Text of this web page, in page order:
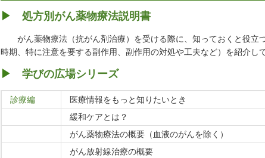
▶ 処方別がん薬物療法説明書
がん薬物療法（抗がん剤治療）を受ける際に、知っておくと役立
時期、特に注意を要する副作用、副作用の対処や工夫など）を紹介し
▶ 学びの広場シリーズ
診療編
医療情報をもっと知りたいとき
緩和ケアとは？
がん薬物療法の概要（血液のがんを除く）
がん放射線治療の概要